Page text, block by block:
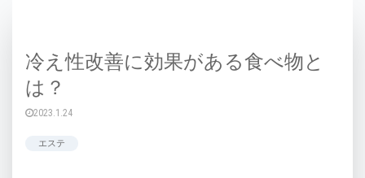
冷え性改善に効果がある食べ物と
は？
2023.1.24
エステ